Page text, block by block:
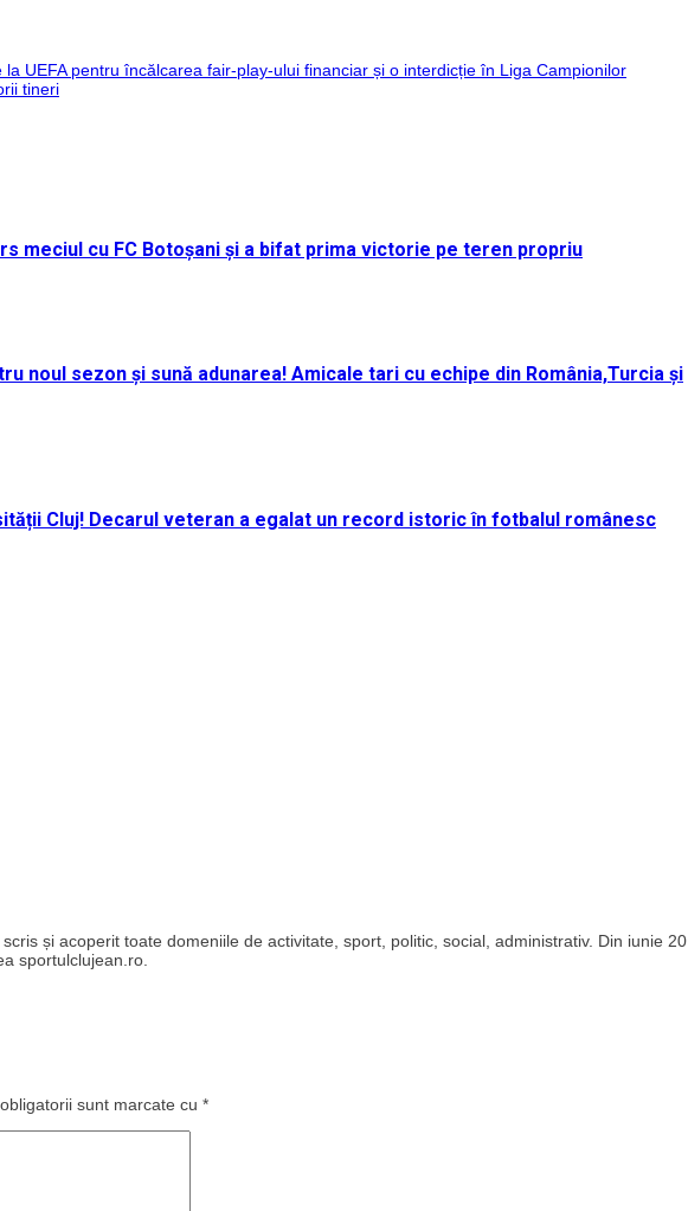
UEFA pentru încălcarea fair-play-ului financiar și o interdicție în Liga Campionilor
tineri
meciul cu FC Botoșani și a bifat prima victorie pe teren propriu
noul sezon și sună adunarea! Amicale tari cu echipe din România,Turcia și
Cluj! Decarul veteran a egalat un record istoric în fotbalul românesc
și acoperit toate domeniile de activitate, sport, politic, social, administrativ. Din iunie
sportulclujean.ro.
sunt marcate cu *